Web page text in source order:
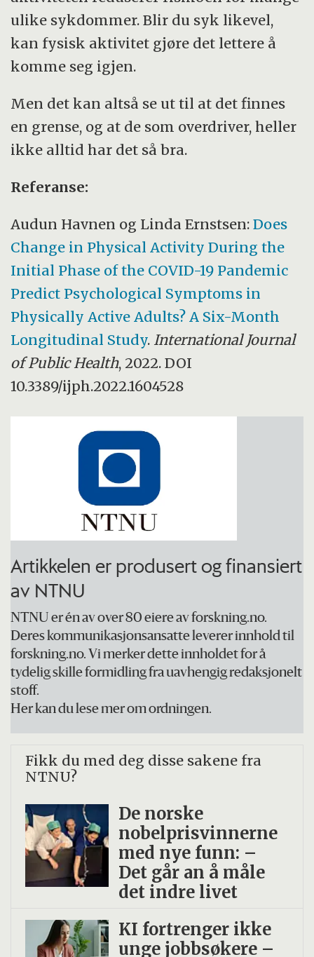
ulike sykdommer. Blir du syk likevel,
kan fysisk aktivitet gjøre det lettere å
komme seg igjen.
Men det kan altså se ut til at det finnes
en grense, og at de som overdriver, heller
ikke alltid har det så bra.
Referanse:
Audun Havnen og Linda Ernstsen:Does
Change in Physical Activity During the
Initial Phase of the COVID-19 Pandemic
Predict Psychological Symptoms in
Physically Active Adults? A Six-Month
Longitudinal Study. International Journal
of Public Health, 2022. DOI
10.3389/ijph.2022.1604528
Artikkelen er produsert og finansiert
av NTNU
NTNU er én av over 80 eiere av forskning.no.
Deres kommunikasjonsansatte leverer innhold til
forskning.no. Vi merker dette innholdet for å
tydelig skille formidling fra uavhengig redaksjonelt
stoff.
Her kan du lese mer om ordningen.
Fikk du med deg disse sakene fra
NTNU?
De norske
nobelprisvinnerne
med nye funn: –
Det går an å måle
det indre livet
KI fortrenger ikke
unge jobbsøkere –